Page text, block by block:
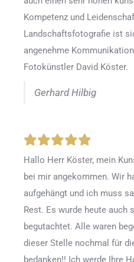
Kompetenz und
Landschaftsfotografie ist
angenehme
Fotokünstler David Köster.
Gerhard Hilbig
Hallo Herr Köster, mein
bei mir angekommen. Wir
aufgehängt und ich muss
Rest. Es wurde heute auch
begutachtet. Alle waren
dieser Stelle nochmal für
bedanken!! Ich werde Ihre